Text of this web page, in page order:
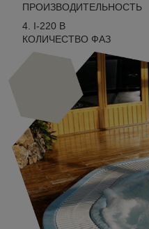
ПРОИЗВОДИТЕЛЬНОСТЬ
I-220 В
КОЛИЧЕСТВО ФАЗ